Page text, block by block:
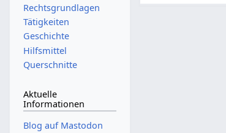
Rechtsgrundlagen
Tätigkeiten
Geschichte
Hilfsmittel
Querschnitte
Aktuelle
Informationen
Blog auf Mastodon